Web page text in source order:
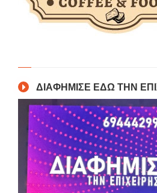
ΔΙΑΦΗΜΙΣΕ ΕΔΩ ΤΗΝ